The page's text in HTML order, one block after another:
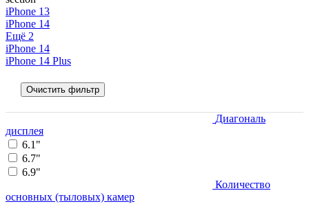
iPhone 13
iPhone 14
Ещё 2
iPhone 14
iPhone 14 Plus
Очистить фильтр
Диагональ
дисплея
6.1"
6.7"
6.9"
Количество
основных (тыловых) камер